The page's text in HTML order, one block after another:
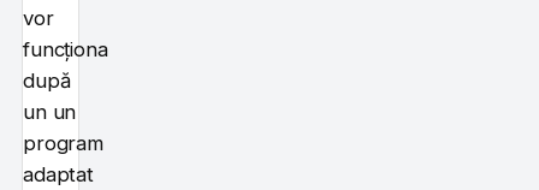
vor
funcționa
după
un un
program
adaptat